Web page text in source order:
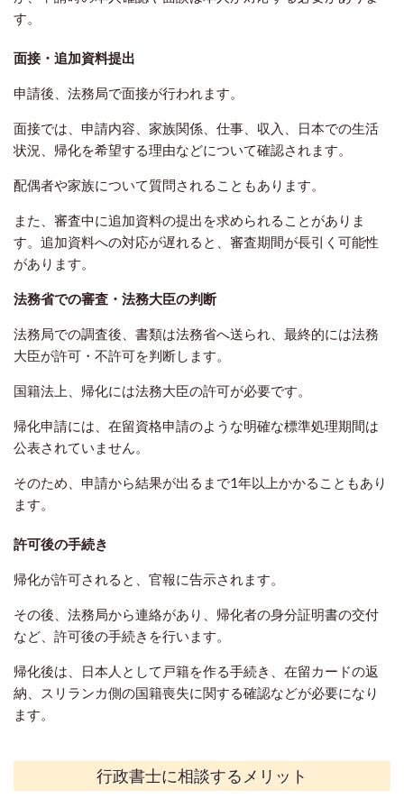
す。
面接・追加資料提出
申請後、法務局で面接が行われます。
面接では、申請内容、家族関係、仕事、収入、日本での生活
状況、帰化を希望する理由などについて確認されます。
配偶者や家族について質問されることもあります。
また、審査中に追加資料の提出を求められることがありま
す。追加資料への対応が遅れると、審査期間が長引く可能性
があります。
法務省での審査・法務大臣の判断
法務局での調査後、書類は法務省へ送られ、最終的には法務
大臣が許可・不許可を判断します。
国籍法上、帰化には法務大臣の許可が必要です。
帰化申請には、在留資格申請のような明確な標準処理期間は
公表されていません。
そのため、申請から結果が出るまで1年以上かかることもあり
ます。
許可後の手続き
帰化が許可されると、官報に告示されます。
その後、法務局から連絡があり、帰化者の身分証明書の交付
など、許可後の手続きを行います。
帰化後は、日本人として戸籍を作る手続き、在留カードの返
納、
スリランカ側の国籍喪失に関する確認などが必要になり
ます。
行政書士に相談するメリット